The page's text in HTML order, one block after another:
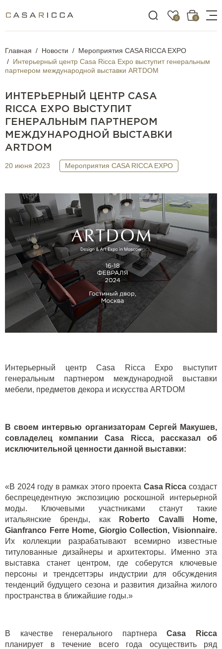
0 0
Главная Новости
Мероприятия CASA RICCA EXPO
Интерьерный центр Casa Ricca Expo выступит генеральным
партнером международной выставки ARTDOM
ИНТЕРЬЕРНЫЙ ЦЕНТР CASA
RICCA EXPO ВЫСТУПИТ
ГЕНЕРАЛЬНЫМ ПАРТНЕРОМ
МЕЖДУНАРОДНОЙ ВЫСТАВКИ
ARTDOM
20 июня 2023 Мероприятия CASA RICCA EXPO
Интерьерный центр Casa Ricca Expo выступит
генеральным партнером международной выставки
мебели, предметов декора и искусства ARTDOM
В своем интервью организаторам Сергей Макушев,
совладелец компании Casa Ricca, рассказал об
исключительной ценности данной выставки:
«В 2024 году в рамках этого проекта Casa Ricca создаст
беспрецедентную экспозицию роскошной интерьерной
моды. Ключевыми участниками станут такие
итальянские бренды, как
Roberto Cavalli Home,
Gianfranco Ferre Home, Giorgio Collection, Visionnaire.
Их коллекции разрабатывают всемирно известные
титулованные дизайнеры и архитекторы. Именно эта
выставка станет центром, где соберутся ключевые
персоны и трендсеттэры индустрии для обсуждения
тенденций будущего сезона и развития дизайна жилого
пространства в ближайшие годы.»
В качестве генерального партнераCasa Ricca
планирует в течение всего года осуществить ряд